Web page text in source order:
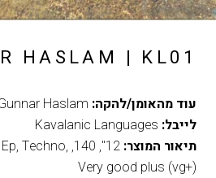
HASLAM | KL01
עוד מהאומן/להקה: Haslam
לייבל: Kavalanic Languages
תיאור המוצר: 12"
,
140
,
Ep, Techno,
Very good plus (vg+)